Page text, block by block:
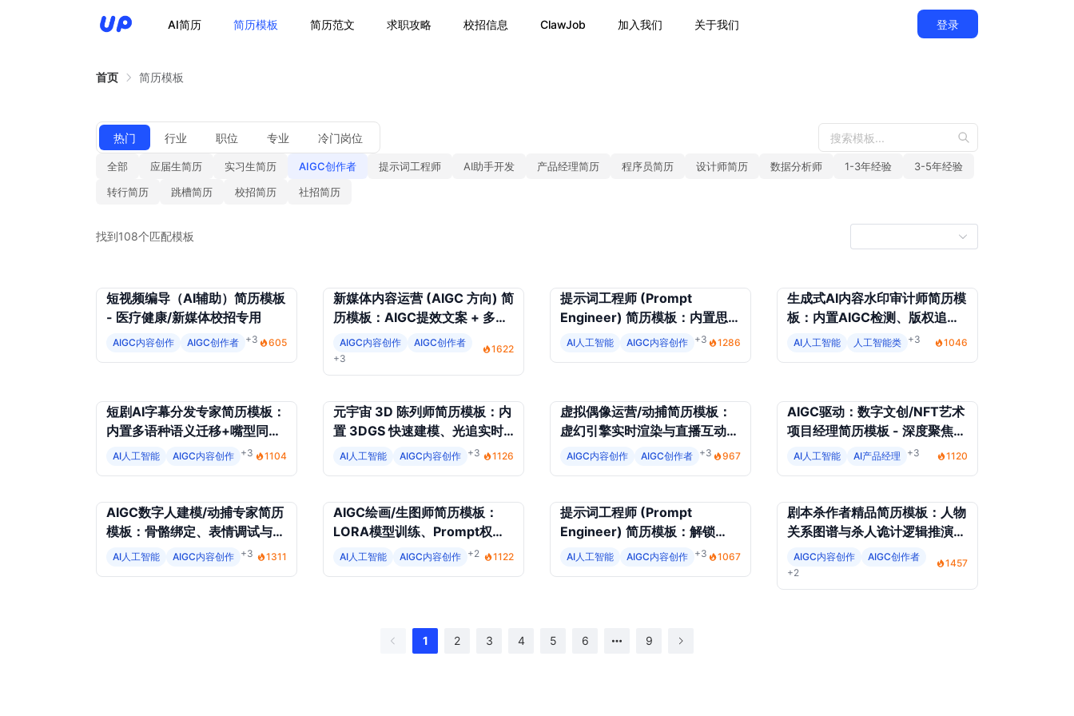
AI简历 简历模板 简历范文 求职攻略 校招信息 ClawJob 加入我们 关于我们 登录
首页 简历模板
热门 行业 职位 专业 冷门岗位
全部 应届生简历 实习生简历 AIGC创作者 提示词工程师 AI助手开发 产品经理简历 程序员简历 设计师简历 数据分析师 1-3年经验
3-5年经验
转行简历
跳槽简历 校招简历 社招简历
找到108个匹配模板
短视频编导（AI辅助）简历模板
- 医疗健康/新媒体校招专用
AIGC内容创作 AIGC创作者 +3 605
新媒体内容运营 (AIGC 方向) 简
历模板：AIGC提效文案 + 多平
台矩阵分发 + 短视频脚本逻辑
AIGC内容创作
AIGC创作者
+3
1622
提示词工程师 (Prompt
Engineer) 简历模板：内置思维
链设计、提示词调优与注入防御
AI人工智能 AIGC内容创作 +3 1286
生成式AI内容水印审计师简历模
板：内置AIGC检测、版权追溯
与合规分发
AI人工智能 人工智能类 +3 1046
短剧AI字幕分发专家简历模板：
内置多语种语义迁移+嘴型同步
校对+海外社群ROI监控
AI人工智能 AIGC内容创作 +3 1104
元宇宙 3D 陈列师简历模板：内
置 3DGS 快速建模、光追实时
渲染、交互式购物路径分析
AI人工智能 AIGC内容创作 +3 1126
虚拟偶像运营/动捕简历模板：
虚幻引擎实时渲染与直播互动转
化率专家
AIGC内容创作 AIGC创作者 +3 967
AIGC驱动：数字文创/NFT艺术
项目经理简历模板 - 深度聚焦原
画生成、区块链确权与社群运营
AI人工智能 AI产品经理 +3 1120
AIGC数字人建模/动捕专家简历
模板：骨骼绑定、表情调试与实
时渲染能力展示
AI人工智能 AIGC内容创作 +3 1311
AIGC绘画/生图师简历模板：
LORA模型训练、Prompt权重
调试与图库排版优化
AI人工智能 AIGC内容创作 +2 1122
提示词工程师 (Prompt
Engineer) 简历模板：解锁
AIGC魔法，打造LLM微调专家
AI人工智能 AIGC内容创作 +3 1067
剧本杀作者精品简历模板：人物
关系图谱与杀人诡计逻辑推演，
助你脱颖而出！
AIGC内容创作
AIGC创作者
+2
1457
1 2 3 4 5 6 9